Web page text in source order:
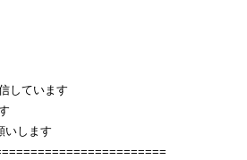
しています
いします